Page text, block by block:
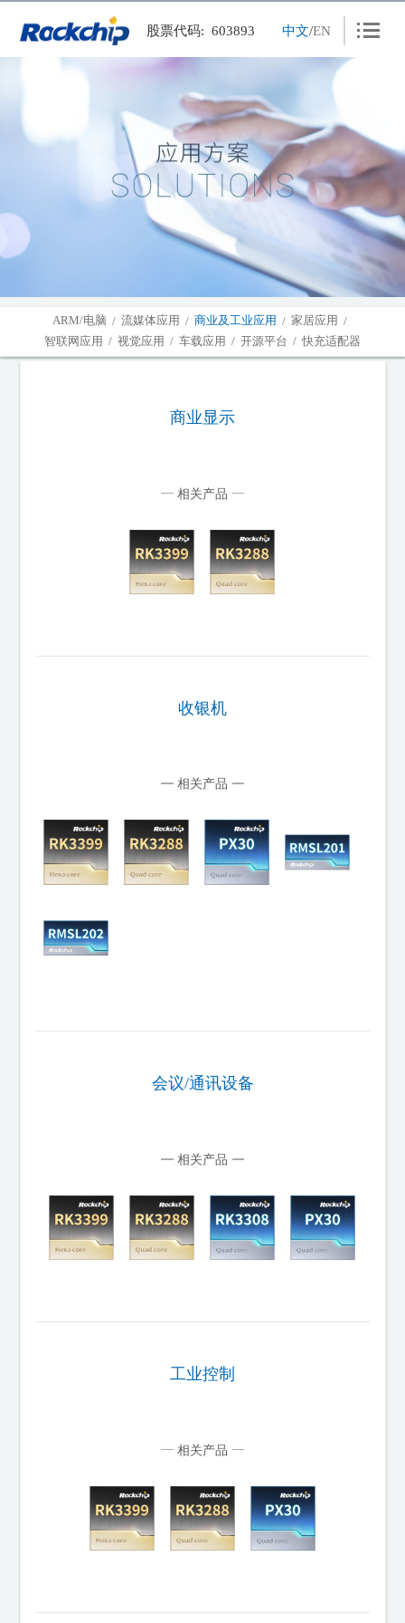
中文/EN
股票代码: 603893
产品中心
新闻中心
联系我们
投资者关系
下载中心
ARM/电脑 / 流媒体应用 / 商业及工业应用 / 家居应用 /
智联网应用 / 视觉应用 / 车载应用 / 开源平台 / 快充适配器
商业显示
相关产品
收银机
相关产品
会议/通讯设备
相关产品
工业控制
相关产品